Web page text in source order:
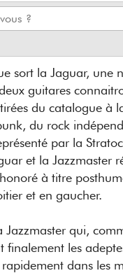
sort la Jaguar, une
guitares
du catalogue à
du rock
par la
et la Jazzmaster
à titre
et en gaucher.
Jazzmaster qui,
finalement les
dans les